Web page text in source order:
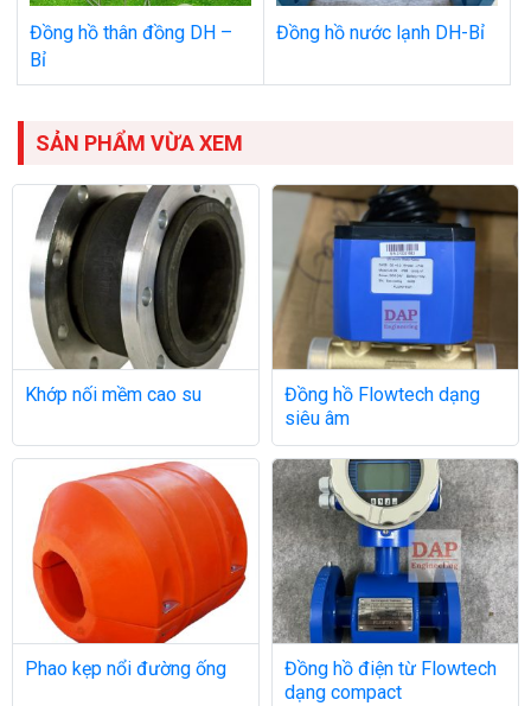
Đồng hồ thân đồng DH –
Bỉ
Đồng hồ nước lạnh DH-Bỉ
SẢN PHẨM VỪA XEM
Khớp nối mềm cao su
Đồng hồ Flowtech dạng
siêu âm
Phao kẹp nổi đường ống
Đồng hồ điện từ Flowtech
dạng compact